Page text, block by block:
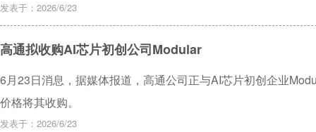
涉嫌专利侵权。
发表于：2026/6/23
高通拟收购AI芯片初创公司Modular
6月23日消息，据媒体报道，高通公司正与AI芯片初创企业
价格将其收购。
发表于：2026/6/23